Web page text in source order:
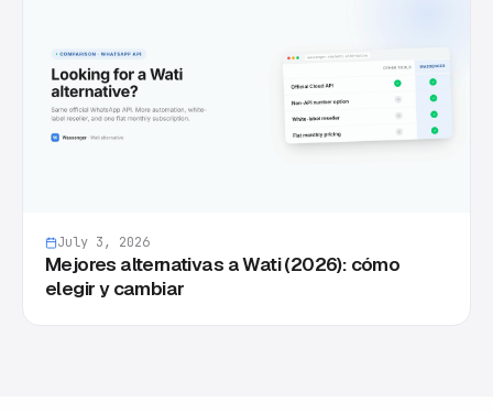
July 3, 2026
Mejores alternativas a Wati (2026): cómo
elegir y cambiar